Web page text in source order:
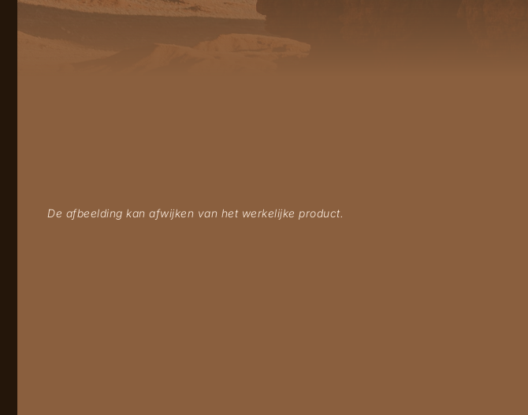
De afbeelding kan afwijken van het werkelijke product.